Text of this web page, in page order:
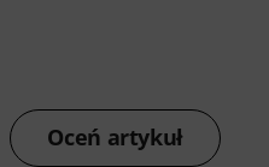
Oceń artykuł